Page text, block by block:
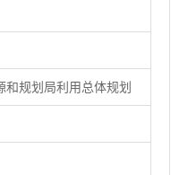
和规划局利用总体规划